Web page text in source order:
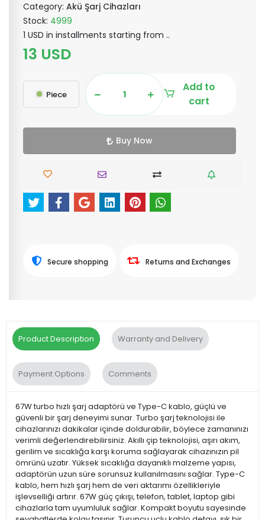
Category: Akü Şarj Cihazları
Stock: 4999
1 USD in installments starting from ..
13 USD
Piece
Add to
cart
Buy Now
Secure shopping Returns and Exchanges
Product Description Warranty and Delivery
Payment Options Comments
67W turbo hızlı şarj adaptörü ve Type-C kablo, güçlü ve
güvenli bir şarj deneyimi sunar. Turbo şarj teknolojisi ile
cihazlarınızı dakikalar içinde doldurabilir, böylece zamanınızı
verimli değerlendirebilirsiniz. Akıllı çip teknolojisi, aşırı akım,
gerilim ve sıcaklığa karşı koruma sağlayarak cihazınızın pil
ömrünü uzatır. Yüksek sıcaklığa dayanıklı malzeme yapısı,
adaptörün uzun süre sorunsuz kullanılmasını sağlar. Type-C
kablo, hem hızlı şarj hem de veri aktarımı özellikleriyle
işlevselliği artırır. 67W güç çıkışı, telefon, tablet, laptop gibi
cihazlarla tam uyumluluk sağlar. Kompakt boyutu sayesinde